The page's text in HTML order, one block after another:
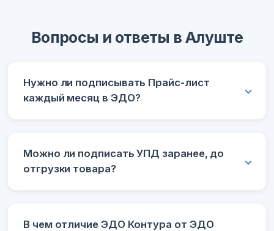
Вопросы и ответы в Алуште
Нужно ли подписывать Прайс-лист
каждый месяц в ЭДО?
Можно ли подписать УПД заранее, до
отгрузки товара?
В чем отличие ЭДО Контура от ЭДО